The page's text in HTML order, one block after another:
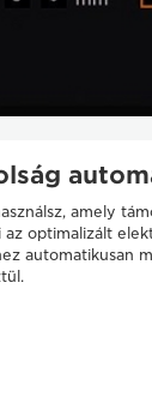
amely
az optimalizált
automatikusan